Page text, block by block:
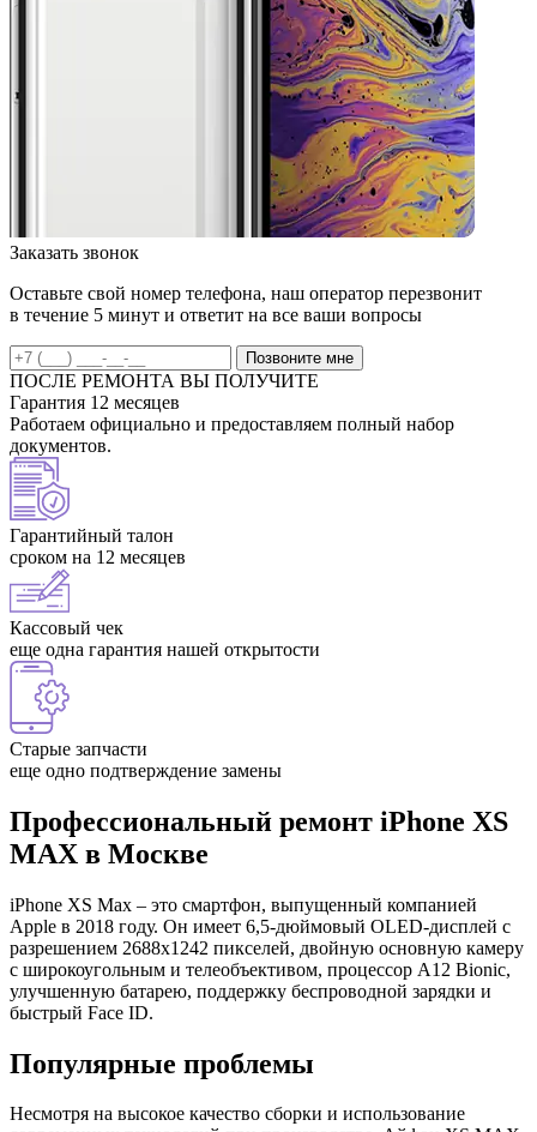
Заказать звонок
Оставьте свой номер телефона, наш оператор перезвонит
в течение 5 минут и ответит на все ваши вопросы
Позвоните мне
ПОСЛЕ РЕМОНТА ВЫ ПОЛУЧИТЕ
Гарантия 12 месяцев
Работаем официально и предоставляем полный набор
документов.
Гарантийный талон
сроком на 12 месяцев
Кассовый чек
еще одна гарантия нашей открытости
Старые запчасти
еще одно подтверждение замены
Профессиональный ремонт iPhone XS
MAX в Москве
iPhone XS Max – это смартфон, выпущенный компанией
Apple в 2018 году. Он имеет 6,5-дюймовый OLED-дисплей с
разрешением 2688x1242 пикселей, двойную основную камеру
с широкоугольным и телеобъективом, процессор A12 Bionic,
улучшенную батарею, поддержку беспроводной зарядки и
быстрый Face ID.
Популярные проблемы
Несмотря на высокое качество сборки и использование